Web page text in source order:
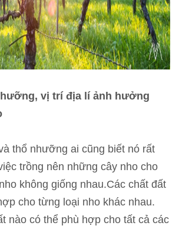
vị trí địa lí ảnh hưởng
thổ nhưỡng ai cũng biết nó rất
trồng nên những cây nho cho
không giống nhau.Các chất đất
cho từng loại nho khác nhau.
nào có thể phù hợp cho tất cả các